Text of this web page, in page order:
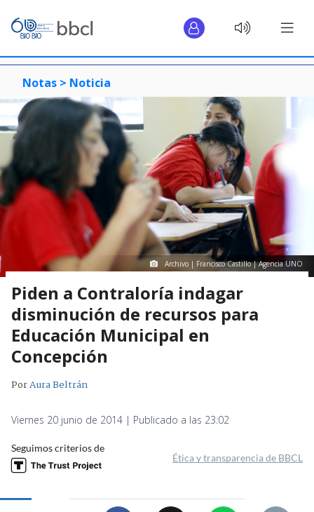
Notas > Noticia
Archivo | Francisco Castillo | Agencia UNO
Piden a Contraloría indagar
disminución de recursos para
Educación Municipal en
Concepción
PorAura Beltrán
Viernes 20 junio de 2014 | Publicado a las 23:02
Seguimos criterios de
Ética y transparencia de BBCL